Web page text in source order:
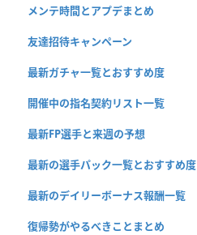
メンテ時間とアプデまとめ
友達招待キャンペーン
最新ガチャ一覧とおすすめ度
開催中の指名契約リスト一覧
最新FP選手と来週の予想
最新の選手パック一覧とおすすめ度
最新のデイリーボーナス報酬一覧
復帰勢がやるべきことまとめ